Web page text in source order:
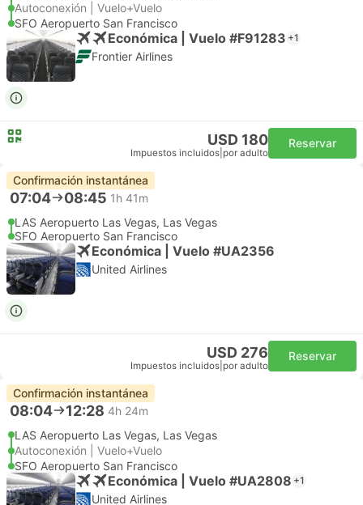
Autoconexión | Vuelo+Vuelo
SFO Aeropuerto San Francisco
Económica | Vuelo #F91283 +1
Frontier Airlines
USD 180
Impuestos incluidos por adulto
Reservar
Confirmación instantánea
07:04 08:45 1h 41m
LAS Aeropuerto Las Vegas, Las Vegas
SFO Aeropuerto San Francisco
Económica | Vuelo #UA2356
United Airlines
USD 276
Impuestos incluidos por adulto
Reservar
Confirmación instantánea
08:04 12:28 4h 24m
LAS Aeropuerto Las Vegas, Las Vegas
Autoconexión | Vuelo+Vuelo
SFO Aeropuerto San Francisco
Económica | Vuelo #UA2808 +1
United Airlines